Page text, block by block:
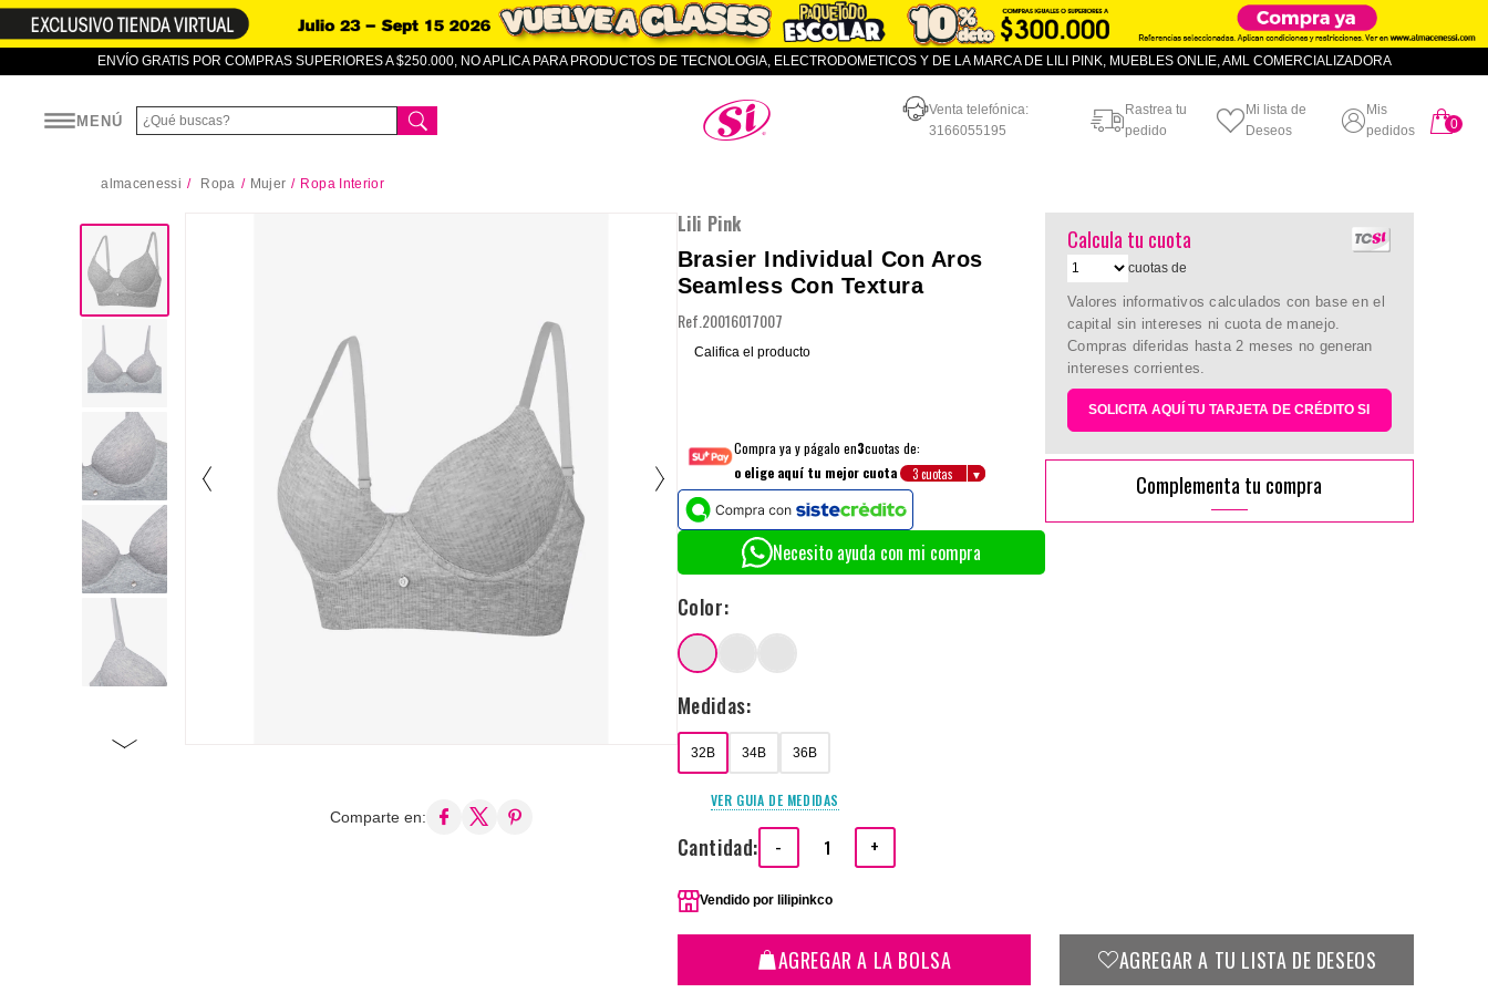
ENVÍO GRATIS POR COMPRAS SUPERIORES A $250.000, NO APLICA PARA PRODUCTOS DE TECNOLOGIA, ELECTRODOMETICOS Y DE LA MARCA DE LILI PINK, MUEBLES ONLIE, AML COMERCIALIZADORA
MENÚ
Almacenes SI
Venta telefónica:
3166055195
Rastrea tu
pedido
Mi lista de
Deseos
Mis
pedidos
0
almacenessi Ropa Mujer Ropa Interior
Comparte en:
Lili Pink
Brasier Individual Con Aros
Seamless Con Textura
Ref. 20016017007
Califica el producto
Compra ya y págalo en3cuotas de:
o elige aquí tu mejor cuota
Necesito ayuda con mi compra
Color:
Medidas:
32B 34B 36B
VER GUIA DE MEDIDAS
Cantidad: - +
Vendido por lilipinkco
Calcula tu cuota
cuotas de
Valores informativos calculados con base en el
capital sin intereses ni cuota de manejo.
Compras diferidas hasta 2 meses no generan
intereses corrientes.
SOLICITA AQUÍ TU TARJETA DE CRÉDITO SI
Complementa tu compra
AGREGAR A LA BOLSA AGREGAR A TU LISTA DE DESEOS